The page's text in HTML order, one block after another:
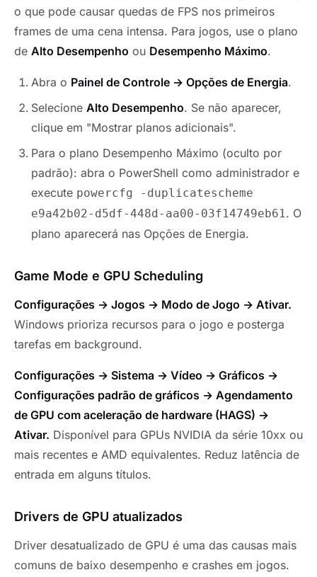
o que pode causar quedas de FPS nos primeiros
frames de uma cena intensa. Para jogos, use o plano
de Alto Desempenho ou Desempenho Máximo.
Abra o Painel de Controle → Opções de Energia.
Selecione Alto Desempenho. Se não aparecer,
clique em "Mostrar planos adicionais".
Para o plano Desempenho Máximo (oculto por
padrão): abra o PowerShell como administrador e
execute powercfg -duplicatescheme
e9a42b02-d5df-448d-aa00-03f14749eb61. O
plano aparecerá nas Opções de Energia.
Game Mode e GPU Scheduling
Configurações → Jogos → Modo de Jogo → Ativar.
Windows prioriza recursos para o jogo e posterga
tarefas em background.
Configurações → Sistema → Vídeo → Gráficos →
Configurações padrão de gráficos → Agendamento
de GPU com aceleração de hardware (HAGS) →
Ativar. Disponível para GPUs NVIDIA da série 10xx ou
mais recentes e AMD equivalentes. Reduz latência de
entrada em alguns títulos.
Drivers de GPU atualizados
Driver desatualizado de GPU é uma das causas mais
comuns de baixo desempenho e crashes em jogos.